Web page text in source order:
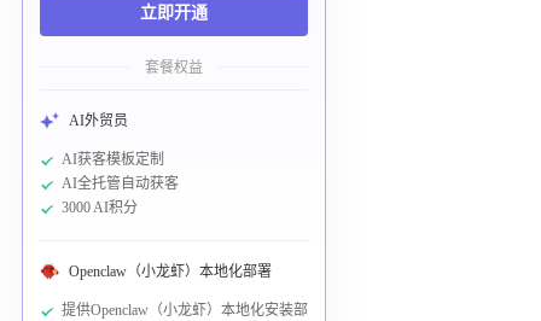
立即开通
套餐权益
AI外贸员
AI获客模板定制
AI全托管自动获客
3000 AI积分
Openclaw（小龙虾）本地化部署
提供Openclaw（小龙虾）本地化安装部